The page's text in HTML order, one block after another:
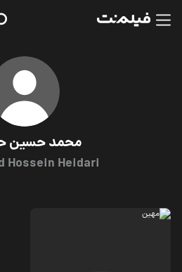
محمد حسین
Hossein Heidari